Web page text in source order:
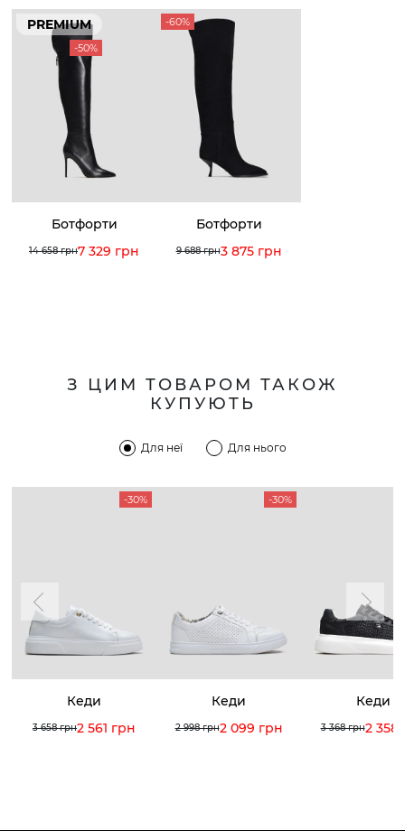
PREMIUM
-50%
Ботфорти
14 658 грн7 329 грн
-60%
Ботфорти
9 688 грн3 875 грн
З ЦИМ ТОВАРОМ ТАКОЖ
КУПУЮТЬ
Для неї Для нього
-30%
Кеди
3 658 грн2 561 грн
-30%
Кеди
2 998 грн2 099 грн
Кеди
3 368 грн2 358